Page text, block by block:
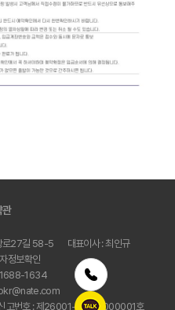
관
로27길 58-5
대표이사 : 최인규
정보확인
1688-1634
고번호 : 제26001-2022-000001호